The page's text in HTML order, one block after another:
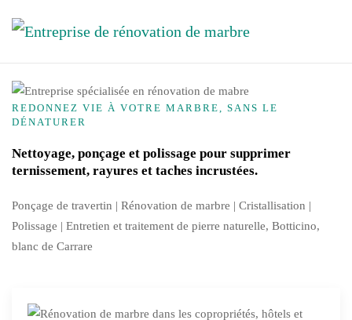
Skip to main content
REDONNEZ VIE À VOTRE MARBRE, SANS LE
DÉNATURER
Nettoyage, ponçage et polissage pour supprimer
ternissement, rayures et taches incrustées.
Ponçage de travertin | Rénovation de marbre | Cristallisation |
Polissage | Entretien et traitement de pierre naturelle, Botticino,
blanc de Carrare